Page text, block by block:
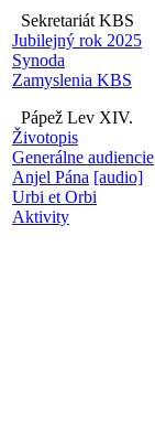
Sekretariát KBS
Jubilejný rok 2025
Synoda
Zamyslenia KBS
Pápež Lev XIV.
Životopis
Generálne audiencie
Anjel Pána [audio]
Urbi et Orbi
Aktivity